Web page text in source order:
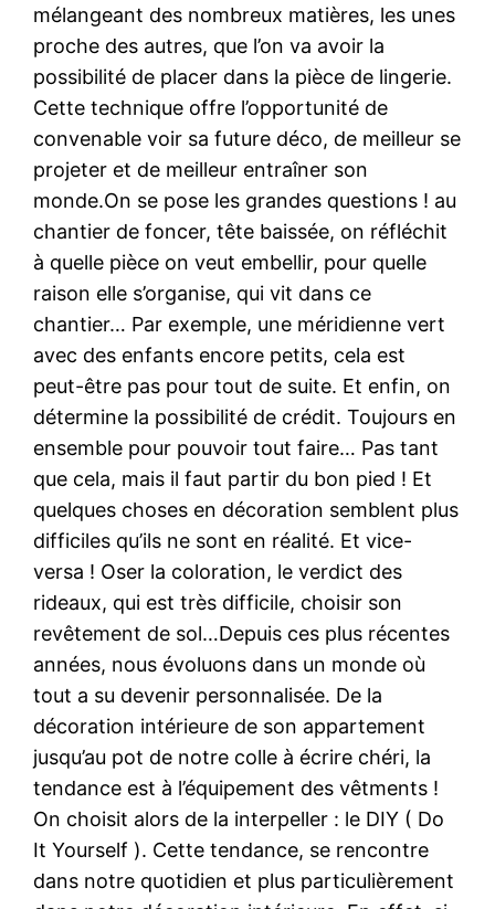
mélangeant des nombreux matières, les unes
proche des autres, que l’on va avoir la
possibilité de placer dans la pièce de lingerie.
Cette technique offre l’opportunité de
convenable voir sa future déco, de meilleur se
projeter et de meilleur entraîner son
monde.On se pose les grandes questions ! au
chantier de foncer, tête baissée, on réfléchit
à quelle pièce on veut embellir, pour quelle
raison elle s’organise, qui vit dans ce
chantier… Par exemple, une méridienne vert
avec des enfants encore petits, cela est
peut-être pas pour tout de suite. Et enfin, on
détermine la possibilité de crédit. Toujours en
ensemble pour pouvoir tout faire… Pas tant
que cela, mais il faut partir du bon pied ! Et
quelques choses en décoration semblent plus
difficiles qu’ils ne sont en réalité. Et vice-
versa ! Oser la coloration, le verdict des
rideaux, qui est très difficile, choisir son
revêtement de sol…Depuis ces plus récentes
années, nous évoluons dans un monde où
tout a su devenir personnalisée. De la
décoration intérieure de son appartement
jusqu’au pot de notre colle à écrire chéri, la
tendance est à l’équipement des vêtments !
On choisit alors de la interpeller : le DIY ( Do
It Yourself ). Cette tendance, se rencontre
dans notre quotidien et plus particulièrement